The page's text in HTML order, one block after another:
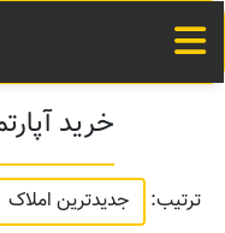
خرید
ترتیب: